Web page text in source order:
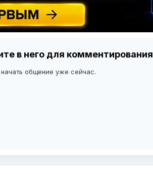
в него для комментирования
общение уже сейчас.